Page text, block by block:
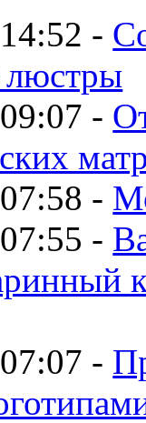
-
люстры
-
-
-
-